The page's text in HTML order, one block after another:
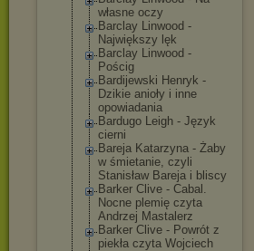
własne oczy
Barclay Linwood -
Największy lęk
Barclay Linwood -
Pościg
Bardijewski Henryk -
Dzikie anioły i inne
opowiadania
Bardugo Leigh - Język
cierni
Bareja Katarzyna - Żaby
w śmietanie, czyli
Stanisław Bareja i bliscy
Barker Clive - Cabal.
Nocne plemię czyta
Andrzej Mastalerz
Barker Clive - Powrót z
piekła czyta Wojciech